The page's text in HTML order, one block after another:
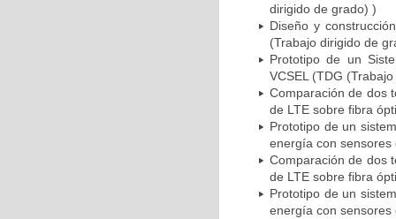
dirigido de grado) )
Diseño y
(Trabajo dirigido de
Prototipo de un
VCSEL (TDG
Comparación de dos
de LTE sobre fibra
Prototipo de un
energía con
Comparación de dos
de LTE sobre fibra
Prototipo de un
energía con